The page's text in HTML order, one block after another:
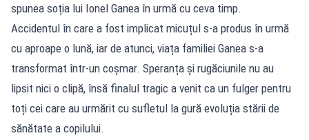
spunea soția lui Ionel Ganea în urmă cu ceva timp.
Accidentul în care a fost implicat micuțul s-a produs în urmă
cu aproape o lună, iar de atunci, viața familiei Ganea s-a
transformat într-un coșmar. Speranța și rugăciunile nu au
lipsit nici o clipă, însă finalul tragic a venit ca un fulger pentru
toți cei care au urmărit cu sufletul la gură evoluția stării de
sănătate a copilului.